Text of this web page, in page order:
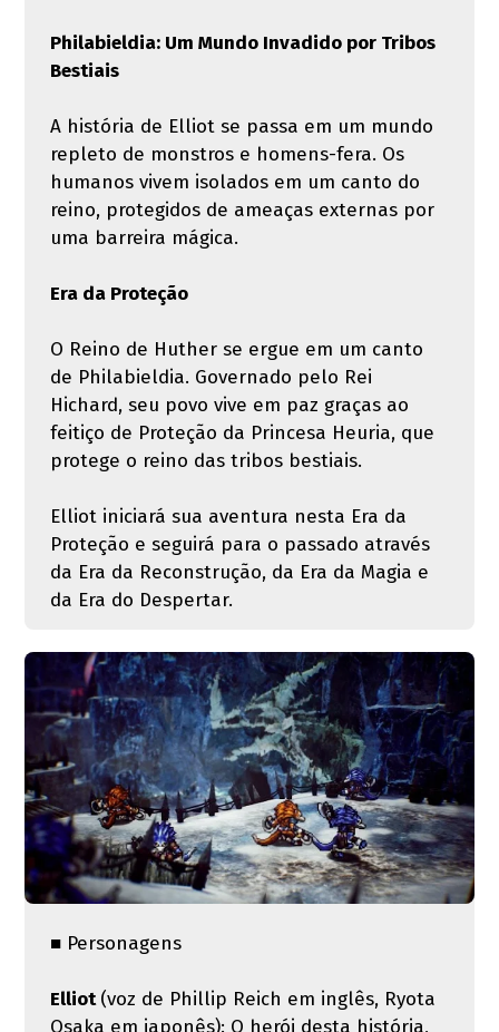
Philabieldia: Um Mundo Invadido por Tribos
Bestiais
A história de Elliot se passa em um mundo
repleto de monstros e homens-fera. Os
humanos vivem isolados em um canto do
reino, protegidos de ameaças externas por
uma barreira mágica.
Era da Proteção
O Reino de Huther se ergue em um canto
de Philabieldia. Governado pelo Rei
Hichard, seu povo vive em paz graças ao
feitiço de Proteção da Princesa Heuria, que
protege o reino das tribos bestiais.
Elliot iniciará sua aventura nesta Era da
Proteção e seguirá para o passado através
da Era da Reconstrução, da Era da Magia e
da Era do Despertar.
■ Personagens
Elliot(voz de Phillip Reich em inglês, Ryota
Osaka em japonês): O herói desta história,